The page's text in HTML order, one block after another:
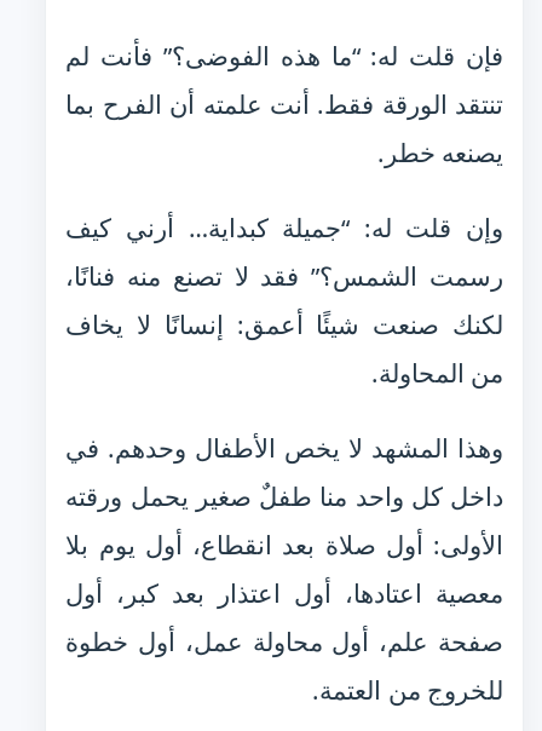
فإن قلت له: “ما هذه الفوضى؟” فأنت لم
تنتقد الورقة فقط. أنت علمته أن الفرح بما
يصنعه خطر.
وإن قلت له: “جميلة كبداية… أرني كيف
رسمت الشمس؟” فقد لا تصنع منه فنانًا،
لكنك صنعت شيئًا أعمق: إنسانًا لا يخاف
من المحاولة.
وهذا المشهد لا يخص الأطفال وحدهم. في
داخل كل واحد منا طفلٌ صغير يحمل ورقته
الأولى: أول صلاة بعد انقطاع، أول يوم بلا
معصية اعتادها، أول اعتذار بعد كبر، أول
صفحة علم، أول محاولة عمل، أول خطوة
للخروج من العتمة.